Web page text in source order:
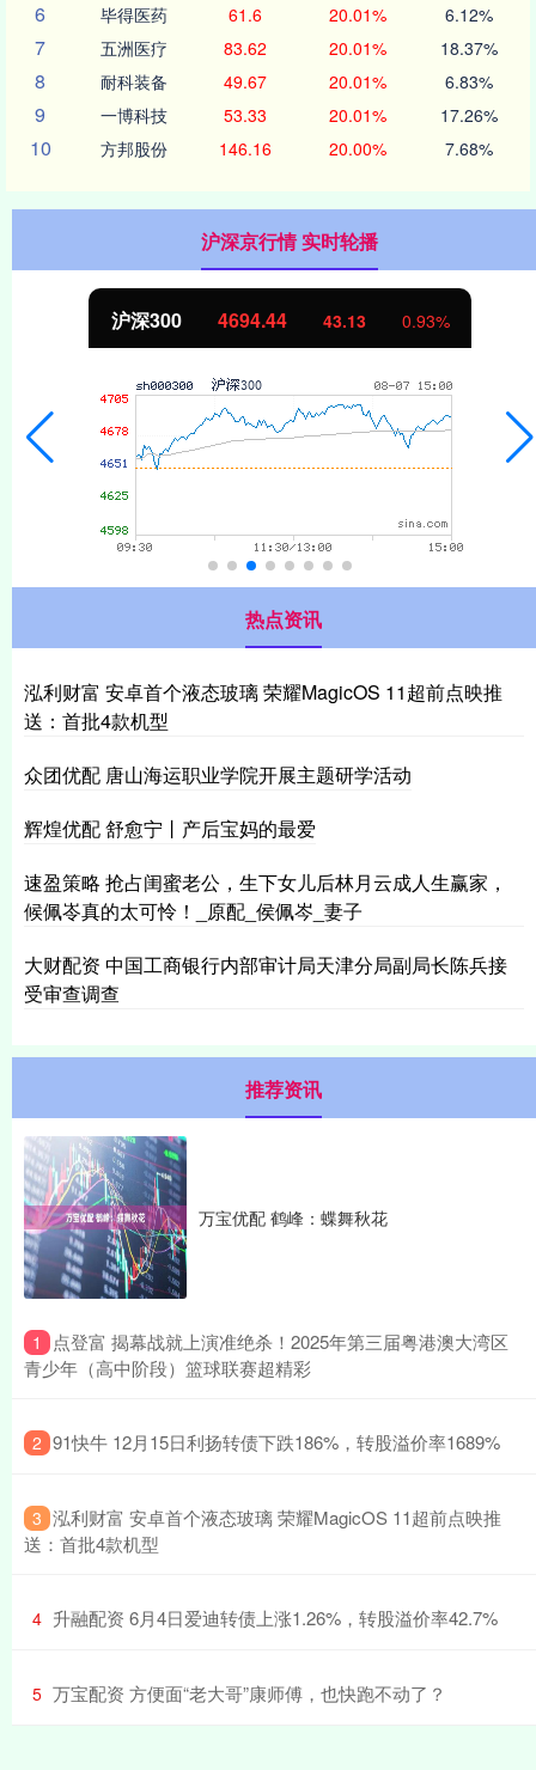
6 毕得医药 61.6 20.01% 6.12%
7 五洲医疗 83.62 20.01% 18.37%
8 耐科装备 49.67 20.01% 6.83%
9 一博科技 53.33 20.01% 17.26%
10 方邦股份 146.16 20.00% 7.68%
沪深京行情 实时轮播
沪深300 4694.44 43.13 0.93%
热点资讯
泓利财富 安卓首个液态玻璃 荣耀MagicOS 11超前点映推
送：首批4款机型
众团优配 唐山海运职业学院开展主题研学活动
辉煌优配 舒愈宁丨产后宝妈的最爱
速盈策略 抢占闺蜜老公，生下女儿后林月云成人生赢家，
候佩岺真的太可怜！_原配_侯佩岑_妻子
大财配资 中国工商银行内部审计局天津分局副局长陈兵接
受审查调查
推荐资讯
万宝优配 鹤峰：蝶舞秋花
1
​点登富 揭幕战就上演准绝杀！2025年第三届粤港澳大湾区
青少年（高中阶段）篮球联赛超精彩
2 ​91快牛 12月15日利扬转债下跌186%，转股溢价率1689%
3 ​泓利财富 安卓首个液态玻璃 荣耀MagicOS 11超前点映推
送：首批4款机型
4 ​升融配资 6月4日爱迪转债上涨1.26%，转股溢价率42.7%
5 ​万宝配资 方便面“老大哥”康师傅，也快跑不动了？